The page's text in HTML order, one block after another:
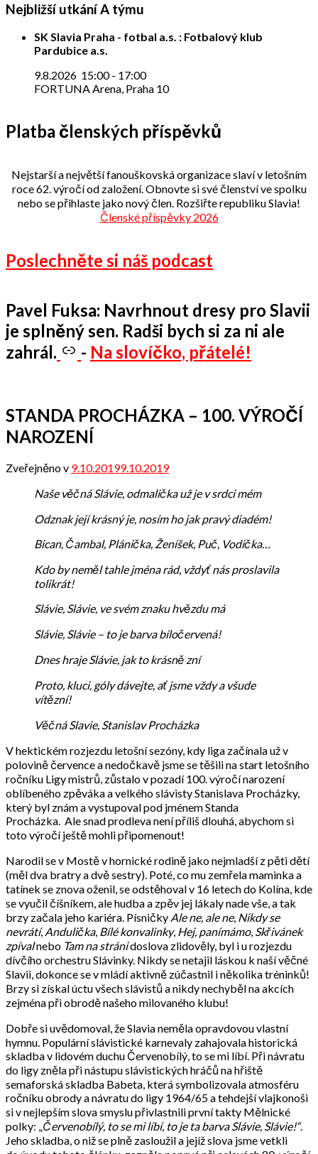
Nejbližší utkání A týmu
SK Slavia Praha - fotbal a.s. : Fotbalový klub
Pardubice a.s.
9.8.2026 15:00- 17:00
FORTUNA Arena, Praha 10
Platba členských příspěvků
Nejstarší a největší fanouškovská organizace slaví v letošním
roce 62. výročí od založení. Obnovte si své členství ve spolku
nebo se přihlaste jako nový člen. Rozšiřte republiku Slavia!
Členské příspěvky 2026
Poslechněte si náš podcast
Pavel Fuksa: Navrhnout dresy pro Slavii
je splněný sen. Radši bych si za ni ale
zahrál.
- Na slovíčko, přátelé!
STANDA PROCHÁZKA – 100. VÝROČÍ
NAROZENÍ
Zveřejněno v 9.10.20199.10.2019od
přátel
Naše věčná Slávie, odmalička už je v srdci mém
Odznak její krásný je, nosím ho jak pravý diadém!
Bican, Čambal, Plánička, Ženíšek, Puč, Vodička…
Kdo by neměl tahle jména rád, vždyť nás proslavila
tolikrát!
Slávie, Slávie, ve svém znaku hvězdu má
Slávie, Slávie – to je barva bíločervená!
Dnes hraje Slávie, jak to krásně zní
Proto, kluci, góly dávejte, ať jsme vždy a všude
vítězní!
Věčná Slavie, Stanislav Procházka
V hektickém rozjezdu letošní sezóny, kdy liga začínala už v
polovině července a nedočkavě jsme se těšili na start letošního
ročníku Ligy mistrů, zůstalo v pozadí 100. výročí narození
oblíbeného zpěváka a velkého slávisty Stanislava Procházky,
který byl znám a vystupoval pod jménem Standa
Procházka. Ale snad prodleva není příliš dlouhá, abychom si
toto výročí ještě mohli připomenout!
Narodil se v Mostě v hornické rodině jako nejmladší z pěti dětí
(měl dva bratry a dvě sestry). Poté, co mu zemřela maminka a
tatínek se znova oženil, se odstěhoval v 16 letech do Kolína, kde
se vyučil číšníkem, ale hudba a zpěv jej lákaly nade vše, a tak
brzy začala jeho kariéra. Písničky Ale ne, ale ne, Nikdy se
nevrátí, Andulička, Bílé konvalinky, Hej, panímámo, Skřivánek
zpívalnebo Tam na stránidoslova zlidověly, byl i u rozjezdu
dívčího orchestru Slávinky. Nikdy se netajil láskou k naší věčné
Slavii, dokonce se v mládí aktivně zúčastnil i několika tréninků!
Brzy si získal úctu všech slávistů a nikdy nechyběl na akcích
zejména při obrodě našeho milovaného klubu!
Dobře si uvědomoval, že Slavia neměla opravdovou vlastní
hymnu. Populární slávistické karnevaly zahajovala historická
skladba v lidovém duchu Červenobílý, to se mi líbí. Při návratu
do ligy zněla při nástupu slávistických hráčů na hřiště
semaforská skladba Babeta, která symbolizovala atmosféru
ročníku obrody a návratu do ligy 1964/65 a tehdejší vlajkonoši
si v nejlepším slova smyslu přivlastnili první takty Mělnické
polky: „ Červenobílý, to se mi líbí, to je ta barva Slávie, Slávie!“.
Jeho skladba, o niž se plně zasloužil a jejíž slova jsme vetkli